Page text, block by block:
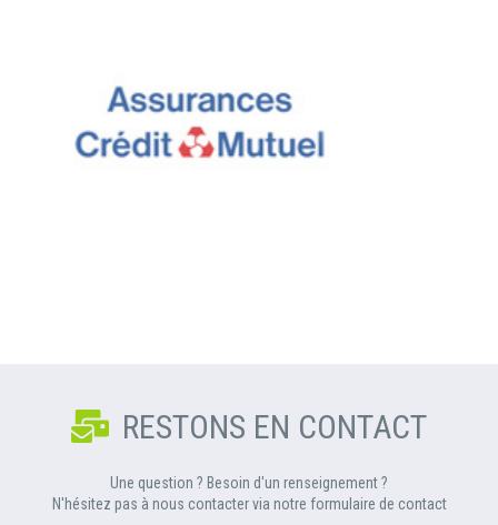
RESTONS EN CONTACT
Une question ? Besoin d'un renseignement ?
N'hésitez pas à nous contacter via notre formulaire de contact